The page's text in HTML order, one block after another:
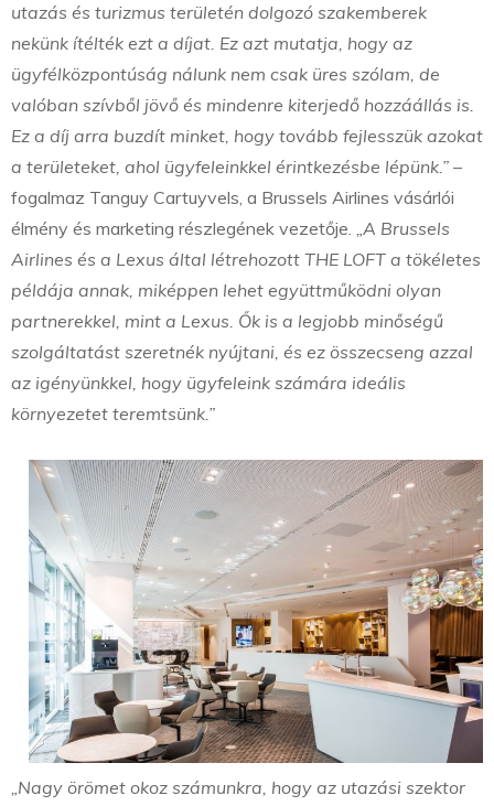
utazás és turizmus területén dolgozó szakemberek
nekünk ítélték ezt a díjat. Ez azt mutatja, hogy az
ügyfélközpontúság nálunk nem csak üres szólam, de
valóban szívből jövő és mindenre kiterjedő hozzáállás is.
Ez a díj arra buzdít minket, hogy tovább fejlesszük azokat
a területeket, ahol ügyfeleinkkel érintkezésbe lépünk.” –
fogalmaz Tanguy Cartuyvels, a Brussels Airlines vásárlói
élmény és marketing részlegének vezetője. „A Brussels
Airlines és a Lexus által létrehozott THE LOFT a tökéletes
példája annak, miképpen lehet együttműködni olyan
partnerekkel, mint a Lexus. Ők is a legjobb minőségű
szolgáltatást szeretnék nyújtani, és ez összecseng azzal
az igényünkkel, hogy ügyfeleink számára ideális
környezetet teremtsünk.”
„Nagy örömet okoz számunkra, hogy az utazási szektor